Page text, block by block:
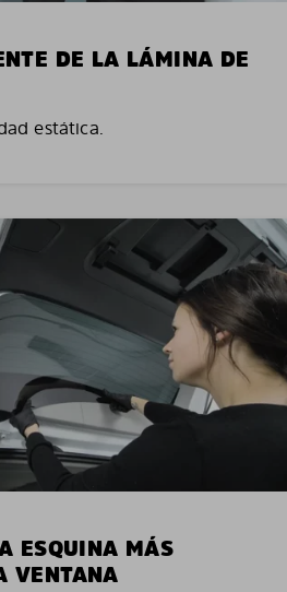
DE LA LÁMINA DE
estática.
ESQUINA MÁS
VENTANA